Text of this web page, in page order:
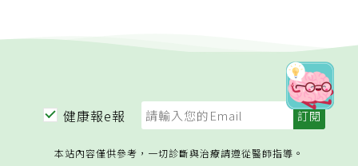
健康報e報
本站內容僅供參考，一切診斷與治療請遵從醫師指導。